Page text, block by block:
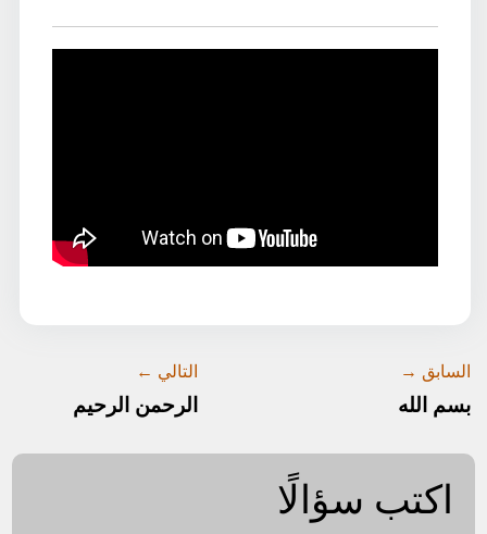
السابق →
بسم الله
التالي ←
الرحمن الرحيم
اكتب سؤالًا